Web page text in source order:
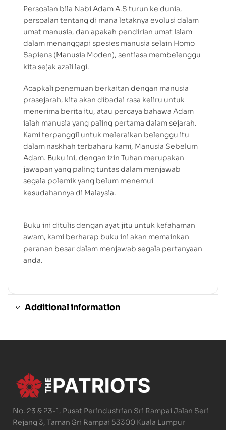
Persoalan bila Nabi Adam A.S turun ke dunia,
persoalan tentang di mana letaknya evolusi dalam
umat manusia, dan apakah pendirian umat Islam
dalam menanggapi spesies manusia selain Homo
Sapiens (Manusia Moden), sentiasa membelenggu
kita sejak azali lagi.
Acapkali penemuan berkaitan dengan manusia
prasejarah, kita akan dibadai rasa keliru untuk
menerima berita itu, atau percaya bahawa Adam
ialah manusia yang paling pertama dalam sejarah.
Kami terpanggil untuk meleraikan belenggu itu
dalam naskhah terbaharu kami, Manusia Sebelum
Adam. Buku ini, dengan izin Tuhan merupakan
jawapan yang paling tuntas dalam menjawab
segala polemik yang belum menemui
kesudahannya di Malaysia.
Buku ini ditulis dengan ayat jitu untuk kefahaman
awam, kami berharap buku ini akan memainkan
peranan besar dalam menjawab segala pertanyaan
anda.
Additional information
No. 23 & 23-1, Pusat Perindustrian Sri Rampai Jalan Seri
Rejang 3, Taman Sri Rampai 53300 Kuala Lumpur